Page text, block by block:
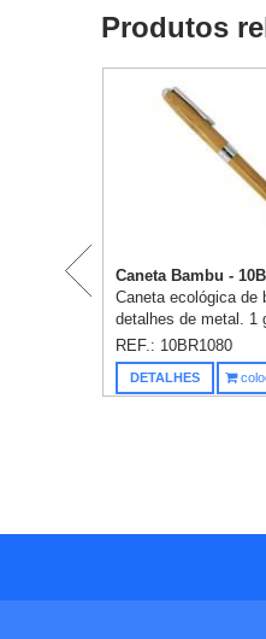
Produtos
Caneta Bambu -
Caneta ecológica de
detalhes de metal. 1
incluso.
REF.: 10BR1080
DETALHES